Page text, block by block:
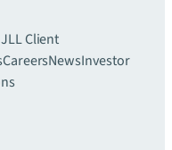
Client
CareersNewsInvestor